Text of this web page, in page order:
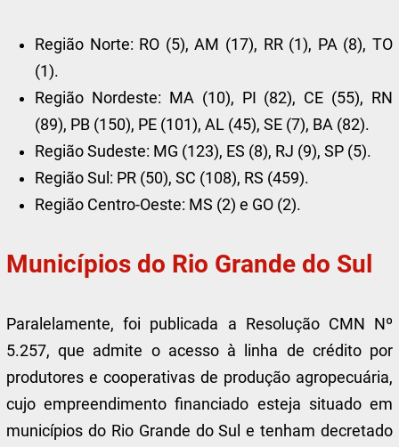
Região Norte: RO (5), AM (17), RR (1), PA (8), TO
(1).
Região Nordeste: MA (10), PI (82), CE (55), RN
(89), PB (150), PE (101), AL (45), SE (7), BA (82).
Região Sudeste: MG (123), ES (8), RJ (9), SP (5).
Região Sul: PR (50), SC (108), RS (459).
Região Centro-Oeste: MS (2) e GO (2).
Municípios do Rio Grande do Sul
Paralelamente, foi publicada a Resolução CMN Nº
5.257, que admite o acesso à linha de crédito por
produtores e cooperativas de produção agropecuária,
cujo empreendimento financiado esteja situado em
municípios do Rio Grande do Sul e tenham decretado